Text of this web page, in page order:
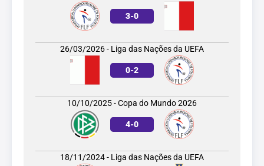
3-0
26/03/2026 - Liga das Nações da UEFA
0-2
10/10/2025 - Copa do Mundo 2026
4-0
18/11/2024 - Liga das Nações da UEFA